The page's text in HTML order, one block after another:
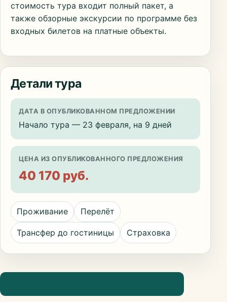
стоимость тура входит полный пакет, а
также обзорные экскурсии по программе без
входных билетов на платные объекты.
Детали тура
ДАТА В ОПУБЛИКОВАННОМ ПРЕДЛОЖЕНИИ
Начало тура — 23 февраля, на 9 дней
ЦЕНА ИЗ ОПУБЛИКОВАННОГО ПРЕДЛОЖЕНИЯ
40 170 руб.
Проживание Перелёт
Трансфер до гостиницы Страховка